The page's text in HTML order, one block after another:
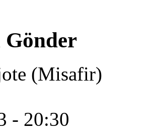
(Misafir)
- 20:30